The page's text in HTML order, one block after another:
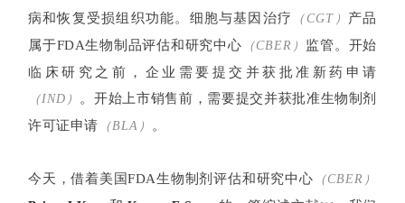
病和恢复受损组织功能。细胞与基因治疗
（CGT） 产品
属于FDA生物制品评估和研究中心 （CBER） 监管。 开始
临床研究之前，企业需要提交并获批准新药申请
（IND）
。开始上市销售前，需要提交并获批准生物制剂
许可证申请 （BLA） 。
今天，借着美国FDA生物制剂评估和研究中心 （CBER）